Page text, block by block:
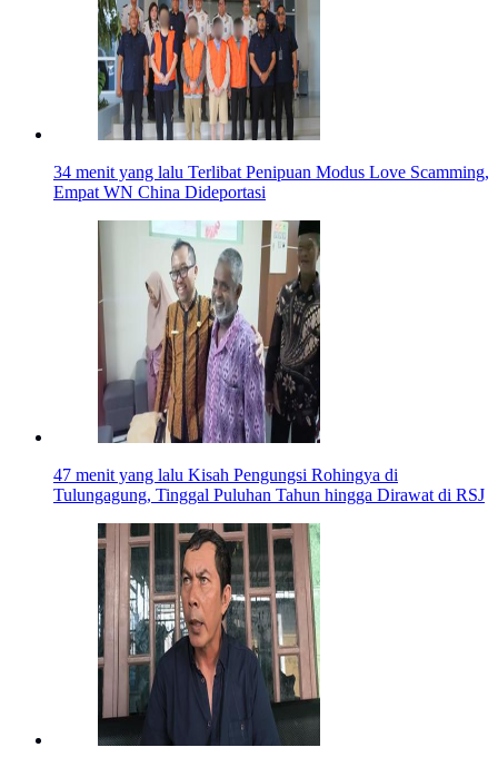
34 menit yang lalu Terlibat Penipuan Modus Love Scamming,
Empat WN China Dideportasi
47 menit yang lalu Kisah Pengungsi Rohingya di
Tulungagung, Tinggal Puluhan Tahun hingga Dirawat di RSJ